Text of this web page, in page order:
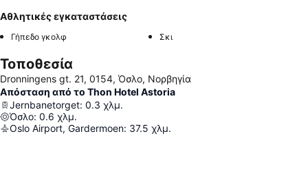
Αθλητικές εγκαταστάσεις
Γήπεδο γκολφ Σκι
Τοποθεσία
Dronningens gt. 21, 0154, Όσλο, Νορβηγία
Απόσταση από το Thon Hotel Astoria
Jernbanetorget: 0.3 χλμ.
Όσλο: 0.6 χλμ.
Oslo Airport, Gardermoen: 37.5 χλμ.